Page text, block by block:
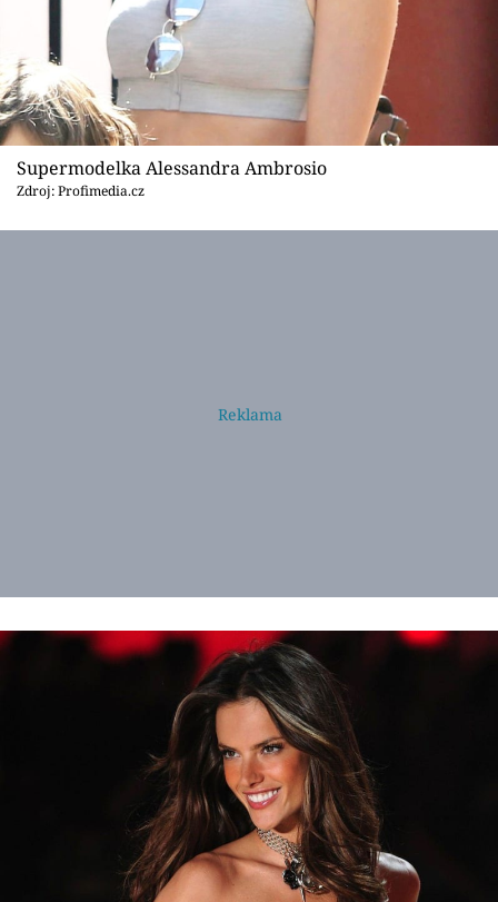
Supermodelka Alessandra Ambrosio
Zdroj: Profimedia.cz